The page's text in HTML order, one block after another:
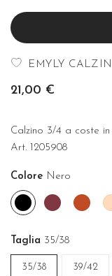
EMYLY
21,00 €
Calzino 3/4 a coste
Art. 1205908
Colore Nero
Nero Borgogna
Taglia 35/38
35/38 39/42